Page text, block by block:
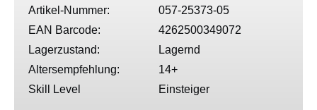
Artikel-Nummer:
057-25373-05
EAN Barcode:
4262500349072
Lagerzustand:
Lagernd
Altersempfehlung:
14+
Skill Level
Einsteiger